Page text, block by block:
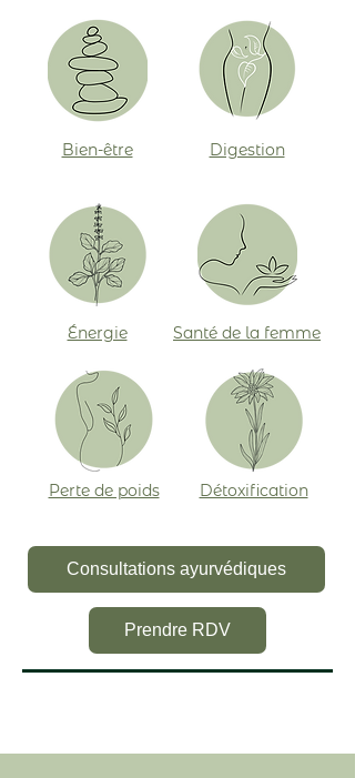
Digestion
Bien-être
Santé de la femme
Énergie
Perte de poids Détoxification
Consultations ayurvédiques
Prendre RDV